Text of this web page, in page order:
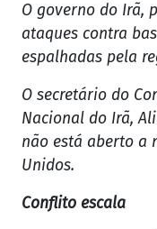
O governo do Irã,
ataques contra
espalhadas pela
O secretário do
Nacional do Irã,
não está aberto a
Unidos.
Conflito escala